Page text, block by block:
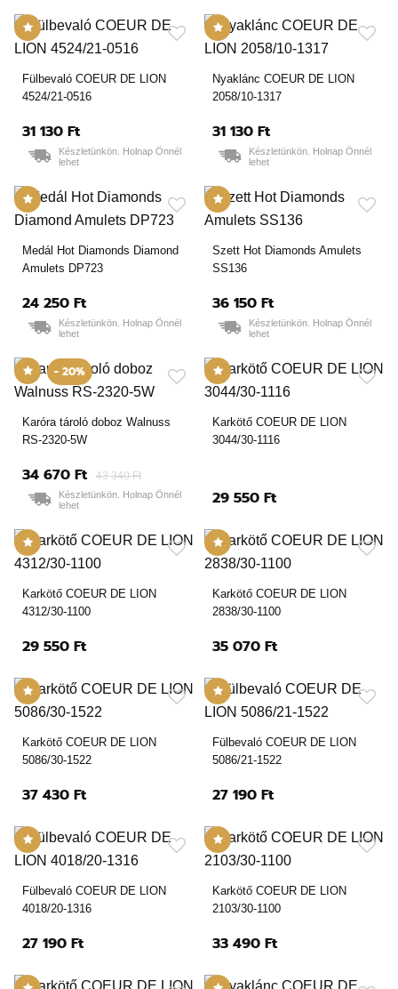
Fülbevaló COEUR DE LION
4524/21-0516
31 130 Ft
Készletünkön. Holnap Önnél
lehet
Nyaklánc COEUR DE LION
2058/10-1317
31 130 Ft
Készletünkön. Holnap Önnél
lehet
Medál Hot Diamonds Diamond
Amulets DP723
24 250 Ft
Készletünkön. Holnap Önnél
lehet
Szett Hot Diamonds Amulets
SS136
36 150 Ft
Készletünkön. Holnap Önnél
lehet
- 20%
Karóra tároló doboz Walnuss
RS-2320-5W
34 670 Ft 43 340 Ft
Készletünkön. Holnap Önnél
lehet
Karkötő COEUR DE LION
3044/30-1116
29 550 Ft
Karkötő COEUR DE LION
4312/30-1100
29 550 Ft
Karkötő COEUR DE LION
2838/30-1100
35 070 Ft
Karkötő COEUR DE LION
5086/30-1522
37 430 Ft
Fülbevaló COEUR DE LION
5086/21-1522
27 190 Ft
Fülbevaló COEUR DE LION
4018/20-1316
27 190 Ft
Karkötő COEUR DE LION
2103/30-1100
33 490 Ft